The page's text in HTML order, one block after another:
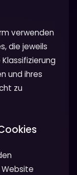
verwenden
die jeweils
und ihres
zu